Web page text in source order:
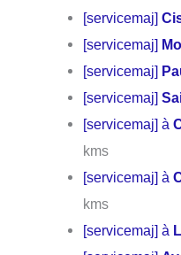
[servicemaj]
[servicemaj]
[servicemaj]
[servicemaj]
[servicemaj] à
kms
[servicemaj] à
kms
[servicemaj] à